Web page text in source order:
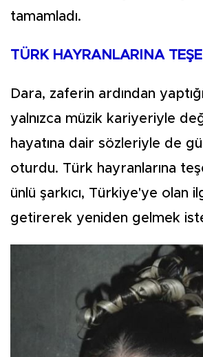
tamamladı.
TÜRK HAYRANLARINA
Dara, zaferin ardından
yalnızca müzik kariyeriyle
hayatına dair sözleriyle de
oturdu. Türk hayranlarına
ünlü şarkıcı, Türkiye'ye olan
getirerek yeniden gelmek